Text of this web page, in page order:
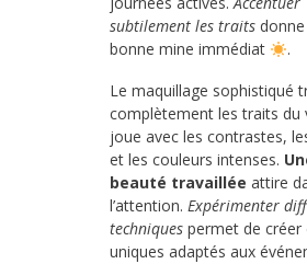
subtilement les traits
bonne mine immédiat
.
Le maquillage sophistiqué
complètement les traits du
joue avec les contrastes,
et les couleurs intenses.
beauté travaillée attire
l’attention. Expérimenter
techniques permet de créer
uniques adaptés aux